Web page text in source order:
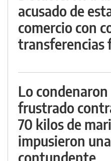
acusado de
comercio con
transferencias
Lo
frustrado
70 kilos de
impusieron
contundente